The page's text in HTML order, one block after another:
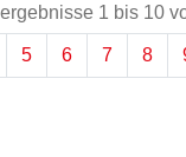
1 bis 10
5 6 7 8